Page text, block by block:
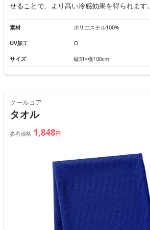
せることで、より高い冷感効果を得られます。
素材 ポリエステル100%
UV加工 ○
サイズ 縦31×横100cm
クールコア
タオル
参考価格 1,848円